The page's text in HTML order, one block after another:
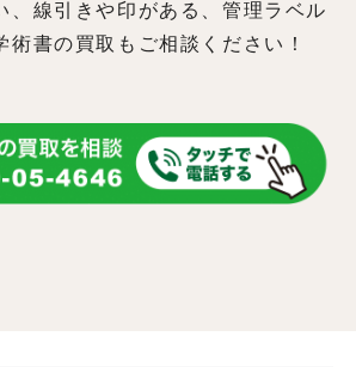
、線引きや印がある、管理ラベル
術書の買取もご相談ください！